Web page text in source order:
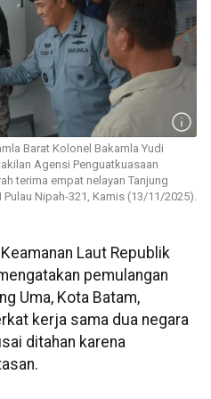
Barat Kolonel Bakamla Yudi
Agensi Penguatkuasaan
terima empat nelayan Tanjung
Nipah-321, Kamis (13/11/2025).
Laut Republik
pemulangan
Uma, Kota Batam,
kerja sama dua negara
ditahan karena